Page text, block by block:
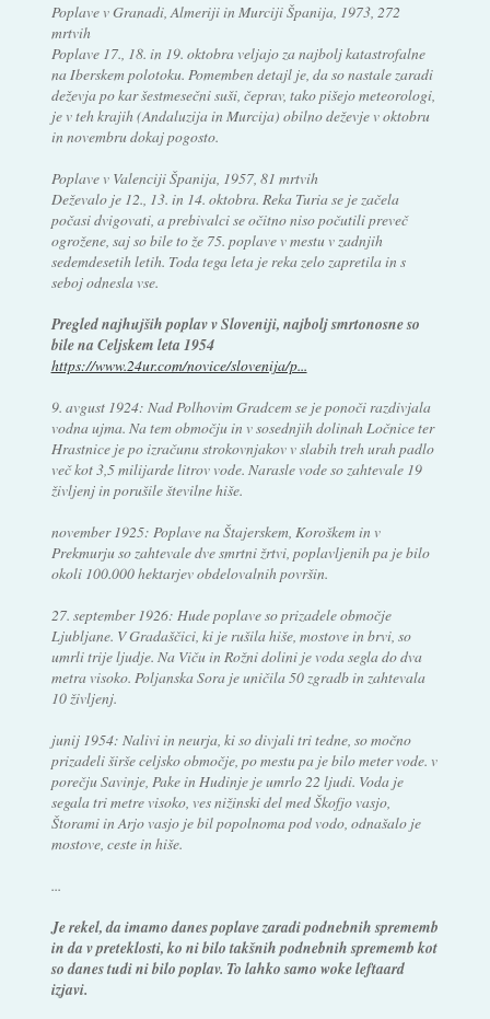
Poplave v Granadi, Almeriji in Murciji Španija, 1973, 272
mrtvih
Poplave 17., 18. in 19. oktobra veljajo za najbolj katastrofalne
na Iberskem polotoku. Pomemben detajl je, da so nastale zaradi
deževja po kar šestmesečni suši, čeprav, tako pišejo meteorologi,
je v teh krajih (Andaluzija in Murcija) obilno deževje v oktobru
in novembru dokaj pogosto.
Poplave v Valenciji Španija, 1957, 81 mrtvih
Deževalo je 12., 13. in 14. oktobra. Reka Turia se je začela
počasi dvigovati, a prebivalci se očitno niso počutili preveč
ogrožene, saj so bile to že 75. poplave v mestu v zadnjih
sedemdesetih letih. Toda tega leta je reka zelo zapretila in s
seboj odnesla vse.
Pregled najhujših poplav v Sloveniji, najbolj smrtonosne so
bile na Celjskem leta 1954
https://www.24ur.com/novice/slovenija/p...
9. avgust 1924: Nad Polhovim Gradcem se je ponoči razdivjala
vodna ujma. Na tem območju in v sosednjih dolinah Ločnice ter
Hrastnice je po izračunu strokovnjakov v slabih treh urah padlo
več kot 3,5 milijarde litrov vode. Narasle vode so zahtevale 19
življenj in porušile številne hiše.
november 1925: Poplave na Štajerskem, Koroškem in v
Prekmurju so zahtevale dve smrtni žrtvi, poplavljenih pa je bilo
okoli 100.000 hektarjev obdelovalnih površin.
27. september 1926: Hude poplave so prizadele območje
Ljubljane. V Gradaščici, ki je rušila hiše, mostove in brvi, so
umrli trije ljudje. Na Viču in Rožni dolini je voda segla do dva
metra visoko. Poljanska Sora je uničila 50 zgradb in zahtevala
10 življenj.
junij 1954: Nalivi in neurja, ki so divjali tri tedne, so močno
prizadeli širše celjsko območje, po mestu pa je bilo meter vode. v
porečju Savinje, Pake in Hudinje je umrlo 22 ljudi. Voda je
segala tri metre visoko, ves nižinski del med Škofjo vasjo,
Štorami in Arjo vasjo je bil popolnoma pod vodo, odnašalo je
mostove, ceste in hiše.
...
Je rekel, da imamo danes poplave zaradi podnebnih sprememb
in da v preteklosti, ko ni bilo takšnih podnebnih sprememb kot
so danes tudi ni bilo poplav. To lahko samo woke leftaard
izjavi.